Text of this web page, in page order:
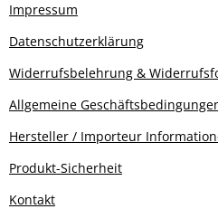
Impressum
Datenschutzerklärung
Widerrufsbelehrung &
Allgemeine
Hersteller / Importeur
Produkt-Sicherheit
Kontakt